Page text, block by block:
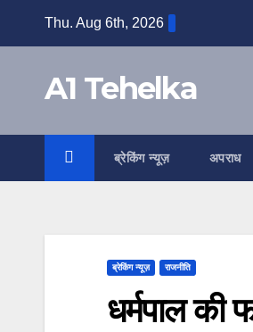
Thu. Aug 6th, 2026
A1 Tehelka
ब्रेकिंग न्यूज़ अपराध
ब्रेकिंग न्यूज़ राजनीति
धर्मपाल की